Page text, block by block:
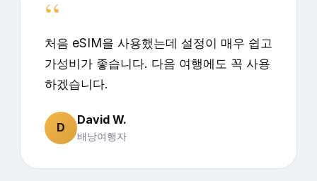
처음 eSIM을 사용했는데 설정이 매우 쉽고
가성비가 좋습니다. 다음 여행에도 꼭 사용
하겠습니다.
D
David W.
배낭여행자